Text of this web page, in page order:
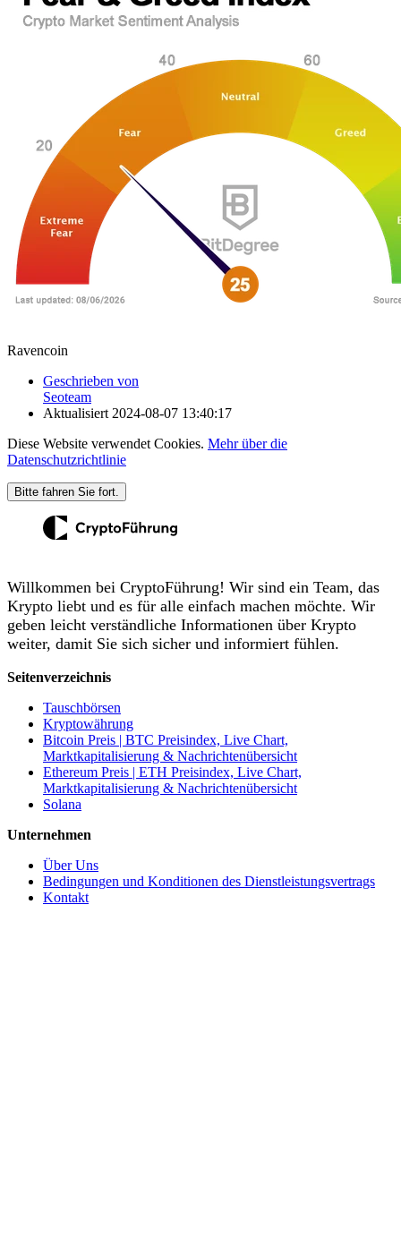
Ravencoin
Geschrieben von
Seoteam
Aktualisiert2024-08-07 13:40:17
Diese Website verwendet Cookies. Mehr über die
Datenschutzrichtlinie
Bitte fahren Sie fort.
Willkommen bei CryptoFührung! Wir sind ein Team, das
Krypto liebt und es für alle einfach machen möchte. Wir
geben leicht verständliche Informationen über Krypto
weiter, damit Sie sich sicher und informiert fühlen.
Seitenverzeichnis
Tauschbörsen
Kryptowährung
Bitcoin Preis | BTC Preisindex, Live Chart,
Marktkapitalisierung & Nachrichtenübersicht
Ethereum Preis | ETH Preisindex, Live Chart,
Marktkapitalisierung & Nachrichtenübersicht
Solana
Unternehmen
Über Uns
Bedingungen und Konditionen des Dienstleistungsvertrags
Kontakt